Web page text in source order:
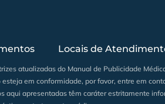
Locais de
atualizadas do Manual de Publicidade
em conformidade, por favor, entre em
aqui apresentadas têm caráter estritamente